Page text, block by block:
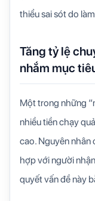
thiểu sai sót do
Tăng tỷ lệ
nhắm mục
Một trong những
nhiều tiền chạy
cao. Nguyên
hợp với người
quyết vấn đề này